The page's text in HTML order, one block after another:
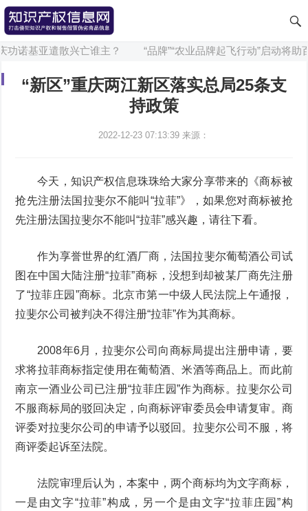
诺基亚遣散兴亡谁主？ “品牌”“农业品牌起飞行动”启动将助百
“新区”重庆两江新区落实总局25条支
持政策
2022-12-23 07:13:39 来源：
今天，知识产权信息珠珠给大家分享带来的《商标被
抢先注册法国拉斐尔不能叫“拉菲”》，如果您对商标被抢
先注册法国拉斐尔不能叫“拉菲”感兴趣，请往下看。
作为享誉世界的红酒厂商，法国拉斐尔葡萄酒公司试
图在中国大陆注册“拉菲”商标，没想到却被某厂商先注册
了“拉菲庄园”商标。北京市第一中级人民法院上午通报，
拉斐尔公司被判决不得注册“拉菲”作为其商标。
2008年6月，拉斐尔公司向商标局提出注册申请，要
求将拉菲商标指定使用在葡萄酒、米酒等商品上。而此前
南京一酒业公司已注册“拉菲庄园”作为商标。拉斐尔公司
不服商标局的驳回决定，向商标评审委员会申请复审。商
评委对拉斐尔公司的申请予以驳回。拉斐尔公司不服，将
商评委起诉至法院。
法院审理后认为，本案中，两个商标均为文字商标，
一是由文字“拉菲”构成，另一个是由文字“拉菲庄园”构